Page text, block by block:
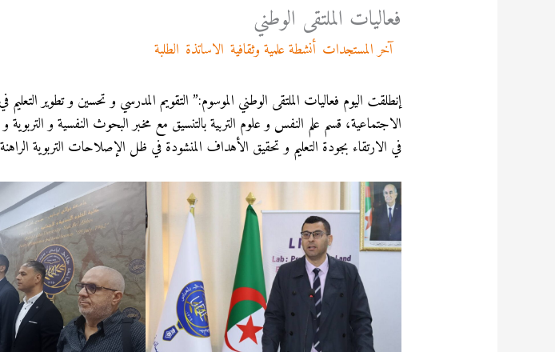
فعاليات الملتقى الوطني
/آخر المستجدات ,أنشطة علمية وثقافية الاساتذة الطلبة
إنطلقت اليوم فعاليات الملتقى الوطني الموسوم:” التقويم المدرسي و تحسين و تطوير
الاجتماعية، قسم علم النفس و علوم التربية بالتنسيق مع مخبر البحوث النفسية و
في الارتقاء بجودة التعليم و تحقيق الأهداف المنشودة في ظل الإصلاحات التربوية